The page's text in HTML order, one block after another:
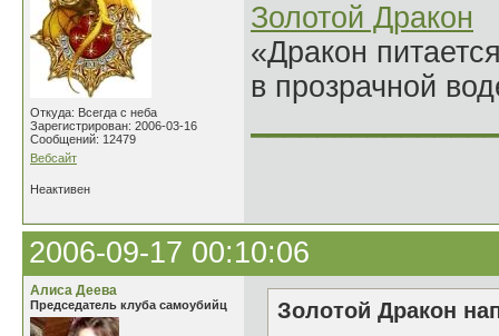
Откуда: Всегда с неба
Зарегистрирован: 2006-03-16
Сообщений: 12479
Вебсайт
Золотой Дракон
«Дракон
в прозрачной
Неактивен
2006-09-17 00:10:06
Алиса Деева
Председатель клуба самоубийц
Золотой Дракон